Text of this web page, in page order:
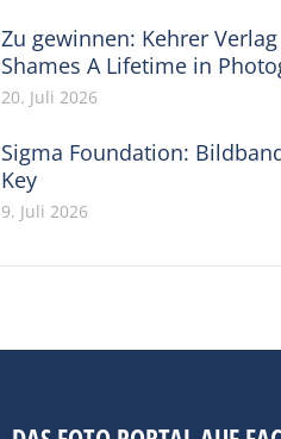
Zu gewinnen: Kehrer Verlag
Shames A Lifetime in
20. Juli 2026
Sigma Foundation:
Key
9. Juli 2026